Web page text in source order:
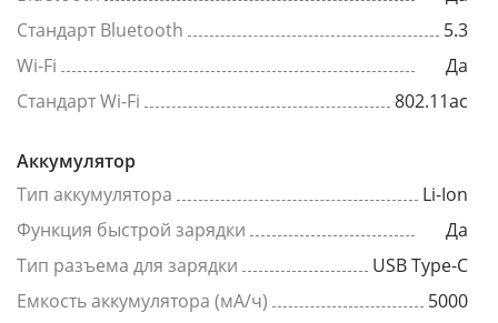
Стандарт Bluetooth
5.3
Wi-Fi
Да
Стандарт Wi-Fi
802.11ac
Аккумулятор
Тип аккумулятора
Li-Ion
Функция быстрой зарядки
Да
Тип разъема для зарядки
USB Type-C
Емкость аккумулятора (мА/ч)
5000